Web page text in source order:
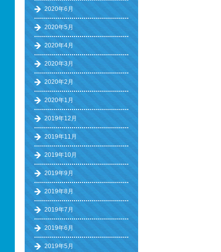
2020年6月
2020年5月
2020年4月
2020年3月
2020年2月
2020年1月
2019年12月
2019年11月
2019年10月
2019年9月
2019年8月
2019年7月
2019年6月
2019年5月